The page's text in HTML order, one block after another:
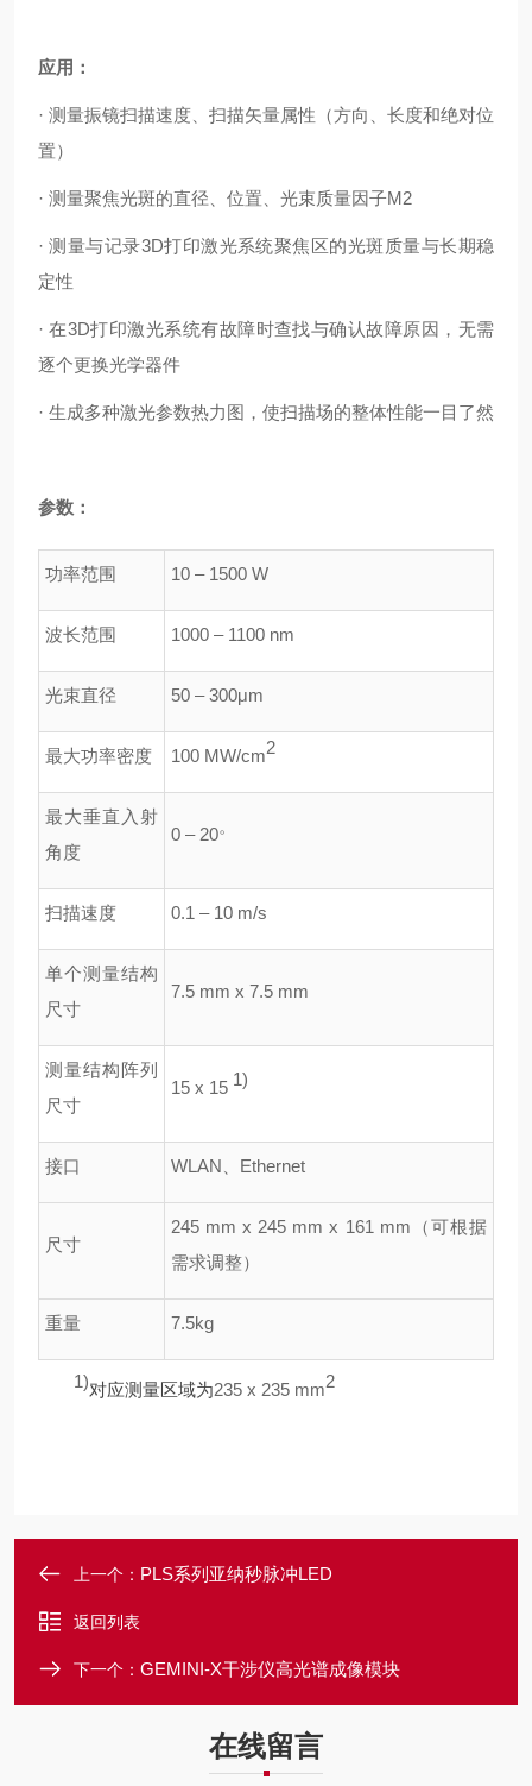
应用：
· 测量振镜扫描速度、扫描矢量属性（方向、长度和绝对位
置）
· 测量聚焦光斑的直径、位置、光束质量因子M2
· 测量与记录3D打印激光系统聚焦区的光斑质量与长期稳
定性
· 在3D打印激光系统有故障时查找与确认故障原因，无需
逐个更换光学器件
· 生成多种激光参数热力图，使扫描场的整体性能一目了然
参数：
功率范围 10 – 1500 W
波长范围 1000 – 1100 nm
光束直径 50 – 300μm
最大功率密度 100 MW/cm2
最大垂直入射
角度
0 – 20。
扫描速度 0.1 – 10 m/s
单个测量结构
尺寸
7.5 mm x 7.5 mm
测量结构阵列
尺寸
15 x 15 1)
接口 WLAN Ethernet
尺寸
245 mm x 245 mm x 161 mm （可根据
需求调整）
重量 7.5kg
1)对应测量区域为235 x 235 mm2
上一个： PLS系列亚纳秒脉冲LED
返回列表
下一个： GEMINI-X干涉仪高光谱成像模块
在线留言